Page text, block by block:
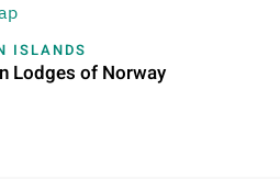
ISLANDS
Lodges of Norway